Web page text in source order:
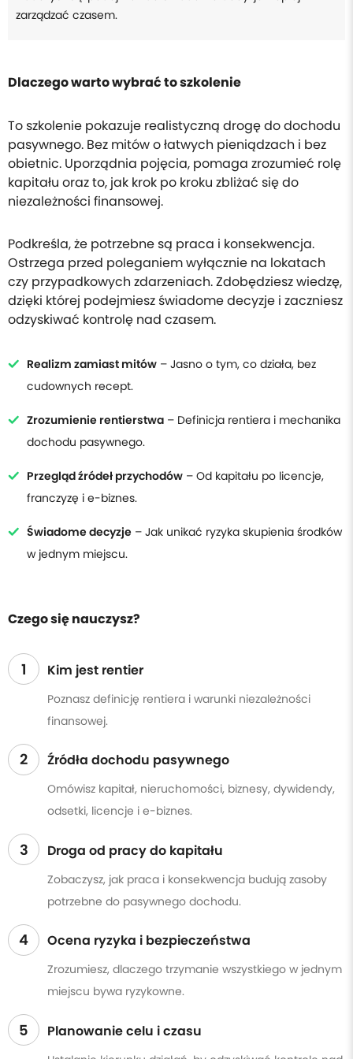
zarządzać czasem.
Dlaczego warto wybrać to szkolenie
To szkolenie pokazuje realistyczną drogę do dochodu
pasywnego. Bez mitów o łatwych pieniądzach i bez
obietnic. Uporządnia pojęcia, pomaga zrozumieć rolę
kapitału oraz to, jak krok po kroku zbliżać się do
niezależności finansowej.
Podkreśla, że potrzebne są praca i konsekwencja.
Ostrzega przed poleganiem wyłącznie na lokatach
czy przypadkowych zdarzeniach. Zdobędziesz wiedzę,
dzięki której podejmiesz świadome decyzje i zaczniesz
odzyskiwać kontrolę nad czasem.
Realizm zamiast mitów – Jasno o tym, co działa, bez
cudownych recept.
Zrozumienie rentierstwa – Definicja rentiera i mechanika
dochodu pasywnego.
Przegląd źródeł przychodów – Od kapitału po licencje,
franczyzę i e-biznes.
Świadome decyzje – Jak unikać ryzyka skupienia środków
w jednym miejscu.
Czego się nauczysz?
1 Kim jest rentier
Poznasz definicję rentiera i warunki niezależności
finansowej.
2 Źródła dochodu pasywnego
Omówisz kapitał, nieruchomości, biznesy, dywidendy,
odsetki, licencje i e-biznes.
3 Droga od pracy do kapitału
Zobaczysz, jak praca i konsekwencja budują zasoby
potrzebne do pasywnego dochodu.
4 Ocena ryzyka i bezpieczeństwa
Zrozumiesz, dlaczego trzymanie wszystkiego w jednym
miejscu bywa ryzykowne.
5 Planowanie celu i czasu